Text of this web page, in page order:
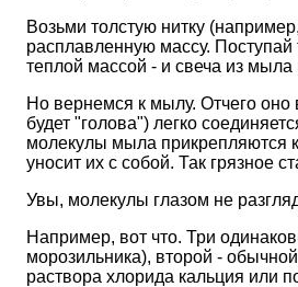
Возьми толстую нитку
расплавленную массу.
теплой массой - и свеча из мыла
Но вернемся к мылу. Отчего оно
будет "голова") легко
молекулы мыла прикрепляются
уносит их с собой. Так грязное
Увы, молекулы глазом не
Например, вот что. Три
морозильника), второй -
раствора хлорида кальция или